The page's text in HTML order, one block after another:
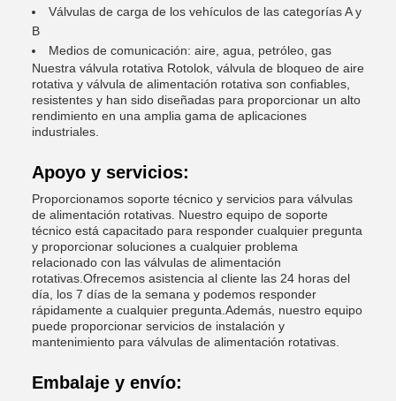
Válvulas de carga de los vehículos de las categorías A y
B
Medios de comunicación: aire, agua, petróleo, gas
Nuestra válvula rotativa Rotolok, válvula de bloqueo de aire
rotativa y válvula de alimentación rotativa son confiables,
resistentes y han sido diseñadas para proporcionar un alto
rendimiento en una amplia gama de aplicaciones
industriales.
Apoyo y servicios:
Proporcionamos soporte técnico y servicios para válvulas
de alimentación rotativas. Nuestro equipo de soporte
técnico está capacitado para responder cualquier pregunta
y proporcionar soluciones a cualquier problema
relacionado con las válvulas de alimentación
rotativas.Ofrecemos asistencia al cliente las 24 horas del
día, los 7 días de la semana y podemos responder
rápidamente a cualquier pregunta.Además, nuestro equipo
puede proporcionar servicios de instalación y
mantenimiento para válvulas de alimentación rotativas.
Embalaje y envío: